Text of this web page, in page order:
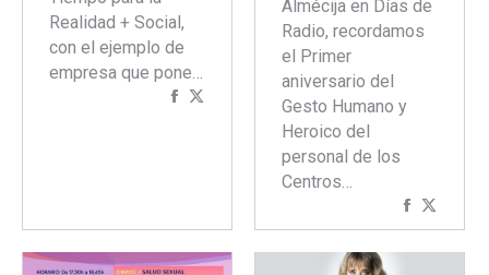
Realidad + Social,
con el ejemplo de
empresa que pone…
Compartir
Almécija en Días de
Radio, recordamos
el Primer
aniversario del
Gesto Humano y
Heroico del
personal de los
Centros…
Compartir
concon